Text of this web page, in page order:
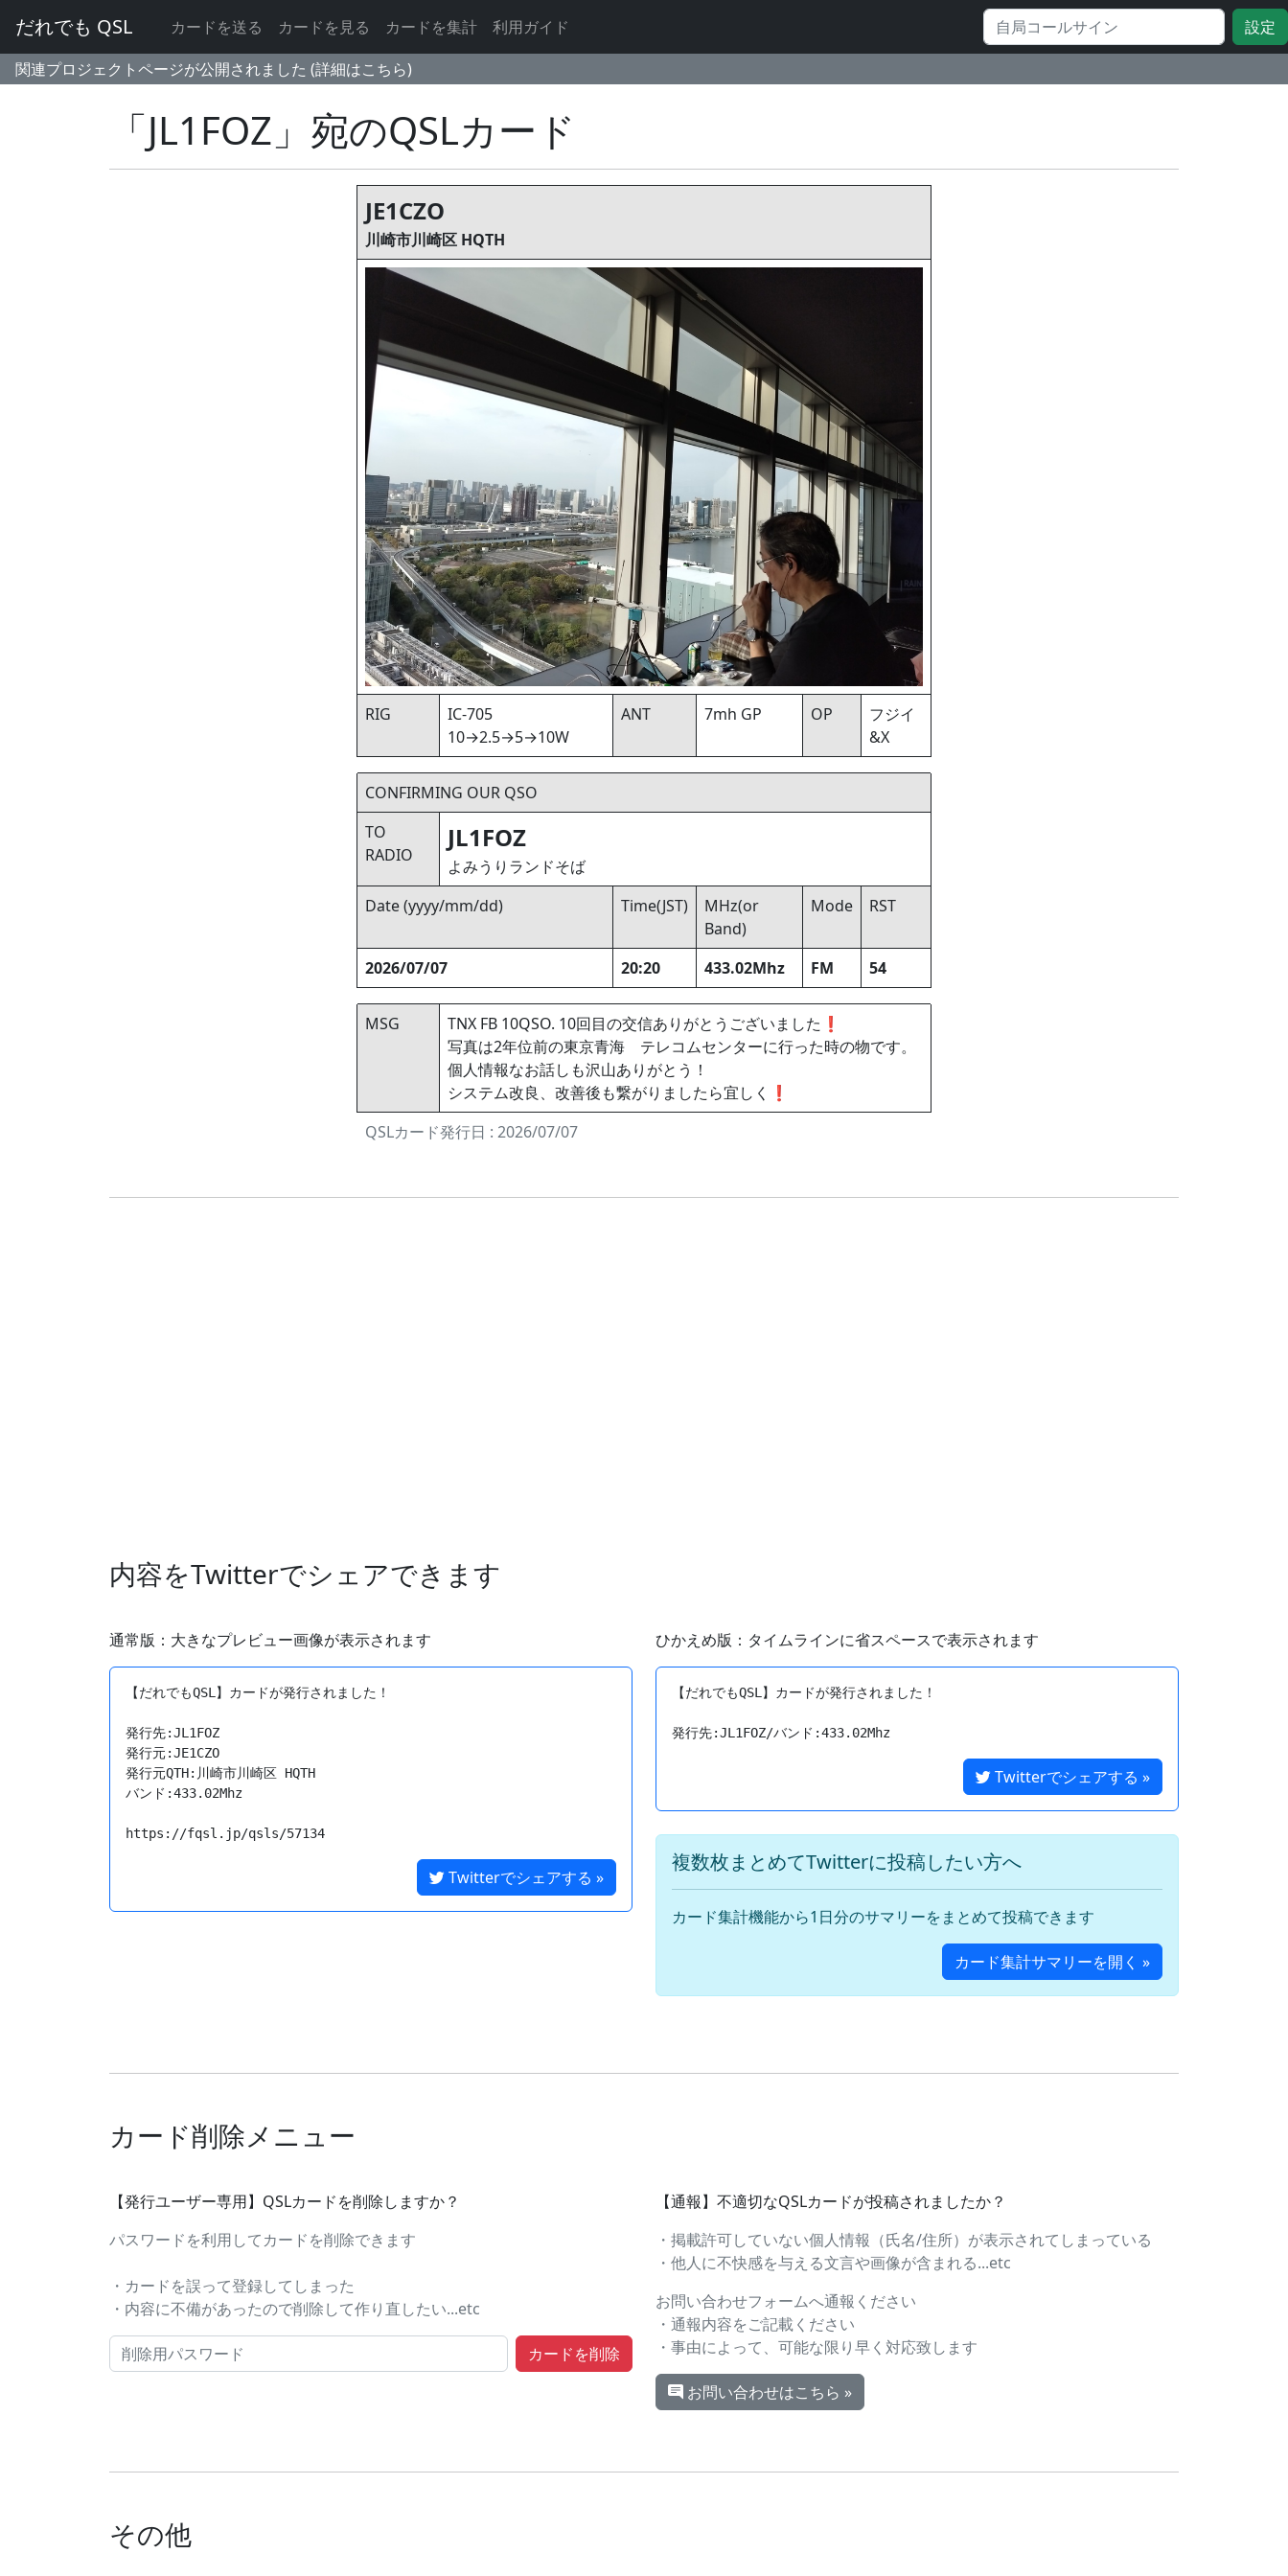
だれでも QSL カードを送る カードを見る カードを集計
利用ガイド
関連プロジェクトページが公開されました (詳細はこちら)
「JL1FOZ」宛のQSLカード
JE1CZO
川崎市川崎区 HQTH
RIG
IC-705
10→2.5→5→10W
ANT 7mh GP OP
フジイ
&X
CONFIRMING OUR QSO
TO
RADIO
JL1FOZ
よみうりランドそば
Date (yyyy/mm/dd)
Time(JST)
MHz(or
Band)
Mode RST
2026/07/07 20:20 433.02Mhz FM 54
MSG
TNX FB 10QSO. 10回目の交信ありがとうございました❗
写真は2年位前の東京青海 テレコムセンターに行った時の物です。
個人情報なお話しも沢山ありがとう！
システム改良、改善後も繋がりましたら宜しく❗
QSLカード発行日 : 2026/07/07
内容をTwitterでシェアできます
通常版：大きなプレビュー画像が表示されます
【だれでもQSL】カードが発行されました！
発行先:JL1FOZ
発行元:JE1CZO
発行元QTH:川崎市川崎区 HQTH
バンド:433.02Mhz
https://fqsl.jp/qsls/57134
Twitterでシェアする »
ひかえめ版：タイムラインに省スペースで表示されます
【だれでもQSL】カードが発行されました！
Twitterでシェアする »
複数枚まとめてTwitterに投稿したい方へ
カード集計機能から1日分のサマリーをまとめて投稿できます
カード集計サマリーを開く »
カード削除メニュー
【発行ユーザー専用】QSLカードを削除しますか？
パスワードを利用してカードを削除できます
・カードを誤って登録してしまった
・内容に不備があったので削除して作り直したい...etc
【通報】不適切なQSLカードが投稿されましたか？
・掲載許可していない個人情報（氏名/住所）が表示されてしまっている
・他人に不快感を与える文言や画像が含まれる...etc
お問い合わせフォームへ通報ください
・通報内容をご記載ください
・事由によって、可能な限り早く対応致します
お問い合わせはこちら »
その他